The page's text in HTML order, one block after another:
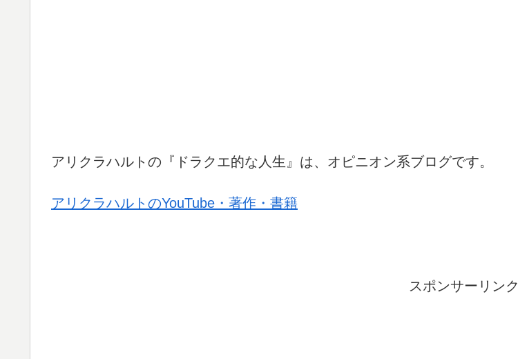
アリクラハルトの『ドラクエ的な人生』は、オピニオン系ブログです。
アリクラハルトのYouTube・著作・書籍
スポンサーリンク